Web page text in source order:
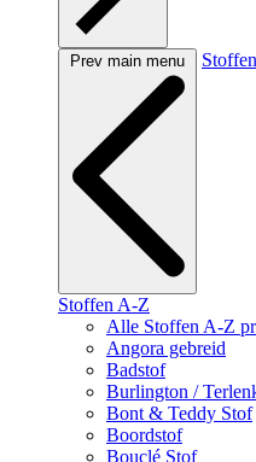
Prev main menu
Stoffen A-Z
Alle Stoffen A-Z
Angora gebreid
Badstof
Burlington /
Bont & Teddy Stof
Boordstof
Bouclé Stof